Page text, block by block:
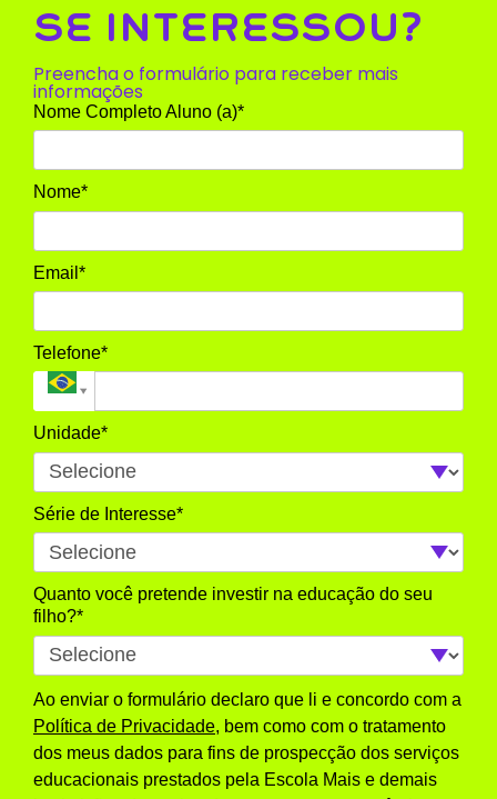
SE INTERESSOU?
Preencha o formulário para receber mais
informações
Nome Completo Aluno (a)*
Nome*
Email*
Telefone*
Unidade*
Série de Interesse*
Quanto você pretende investir na educação do seu
filho?*
Ao enviar o formulário declaro que li e concordo com a
Política de Privacidade, bem como com o tratamento
dos meus dados para fins de prospecção dos serviços
educacionais prestados pela Escola Mais e demais